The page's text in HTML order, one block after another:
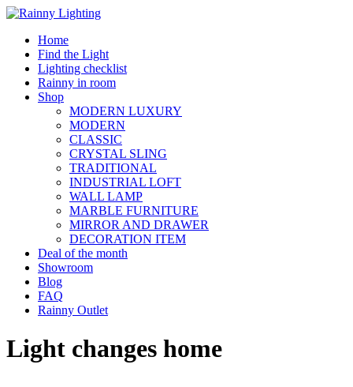
Skip
contentHome
Find the Light
Lighting checklist
Rainny in room
Shop
MODERN LUXURY
MODERN
CLASSIC
CRYSTAL SLING
TRADITIONAL
INDUSTRIAL LOFT
WALL LAMP
MARBLE FURNITURE
MIRROR AND DRAWER
DECORATION ITEM
Deal of the month
Showroom
Blog
FAQ
Rainny Outlet
Light changes home